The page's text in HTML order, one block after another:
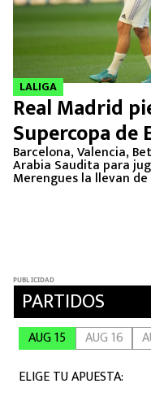
LALIGA
Real Madrid
Supercopa de
Barcelona, Valencia,
Arabia Saudita para
Merengues la llevan